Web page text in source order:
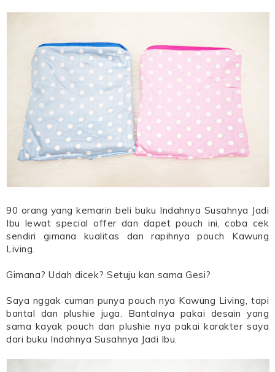
90 orang yang kemarin beli buku Indahnya Susahnya Jadi
Ibu lewat special offer dan dapet pouch ini, coba cek
sendiri gimana kualitas dan rapihnya pouch Kawung
Living.
Gimana? Udah dicek? Setuju kan sama Gesi?
Saya nggak cuman punya pouch nya Kawung Living, tapi
bantal dan plushie juga. Bantalnya pakai desain yang
sama kayak pouch dan plushie nya pakai karakter saya
dari buku Indahnya Susahnya Jadi Ibu.